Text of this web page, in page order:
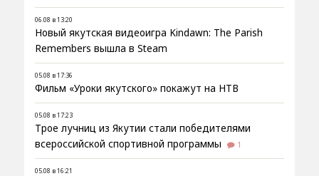
06.08 в 13:20
Новый якутская видеоигра Kindawn: The Parish
Remembers вышла в Steam
05.08 в 17:36
Фильм «Уроки якутского» покажут на НТВ
05.08 в 17:23
Трое лучниц из Якутии стали победителями
всероссийской спортивной программы
1
05.08 в 16:21